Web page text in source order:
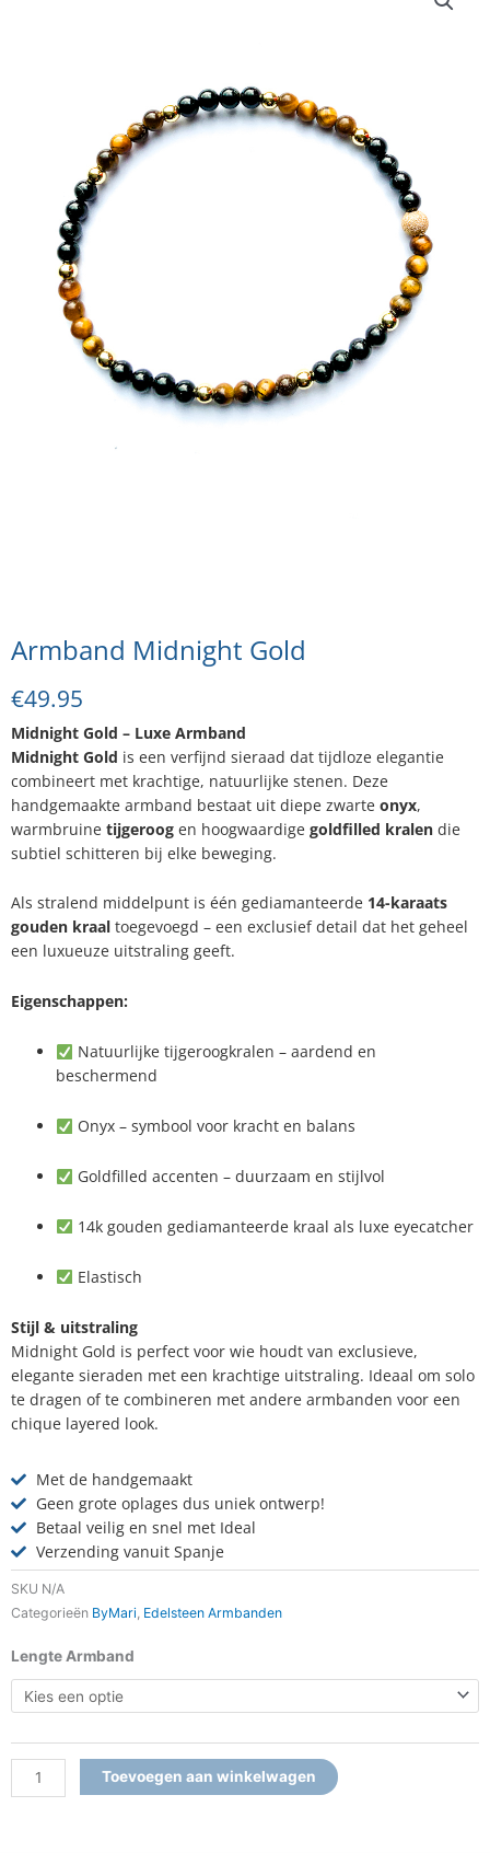
Armband Midnight Gold
€49.95
Midnight Gold – Luxe Armband
Midnight Gold is een verfijnd sieraad dat tijdloze elegantie
combineert met krachtige, natuurlijke stenen. Deze
handgemaakte armband bestaat uit diepe zwarte onyx,
warmbruine tijgeroog en hoogwaardige goldfilled kralen die
subtiel schitteren bij elke beweging.
Als stralend middelpunt is één gediamanteerde 14-karaats
gouden kraal toegevoegd – een exclusief detail dat het geheel
een luxueuze uitstraling geeft.
Eigenschappen:
Natuurlijke tijgeroogkralen – aardend en
beschermend
Onyx – symbool voor kracht en balans
Goldfilled accenten – duurzaam en stijlvol
14k gouden gediamanteerde kraal als luxe eyecatcher
Elastisch
Stijl & uitstraling
Midnight Gold is perfect voor wie houdt van exclusieve,
elegante sieraden met een krachtige uitstraling. Ideaal om solo
te dragen of te combineren met andere armbanden voor een
chique layered look.
Met de handgemaakt
Geen grote oplages dus uniek ontwerp!
Betaal veilig en snel met Ideal
Verzending vanuit Spanje
SKU N/A
Categorieën ByMari, Edelsteen Armbanden
Lengte Armband
Armband
Midnight
Gold
Toevoegen aan winkelwagen